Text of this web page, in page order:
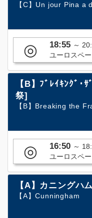
【C】Un jour Pina
◎ 18:55 ～
ユーロスペー
【B】ﾌﾞﾚｲｷﾝｸﾞ･
祭]
【B】Breaking the
◎ 16:50 ～
ユーロスペー
【A】カニングハ
【A】Cunningham